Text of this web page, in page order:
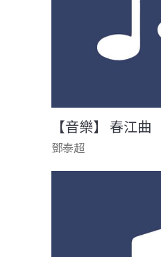
【音樂】 春江曲
鄧泰超